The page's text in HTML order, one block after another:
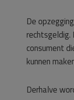
De
rechtsgeldig.
consument
kunnen
Derhalve